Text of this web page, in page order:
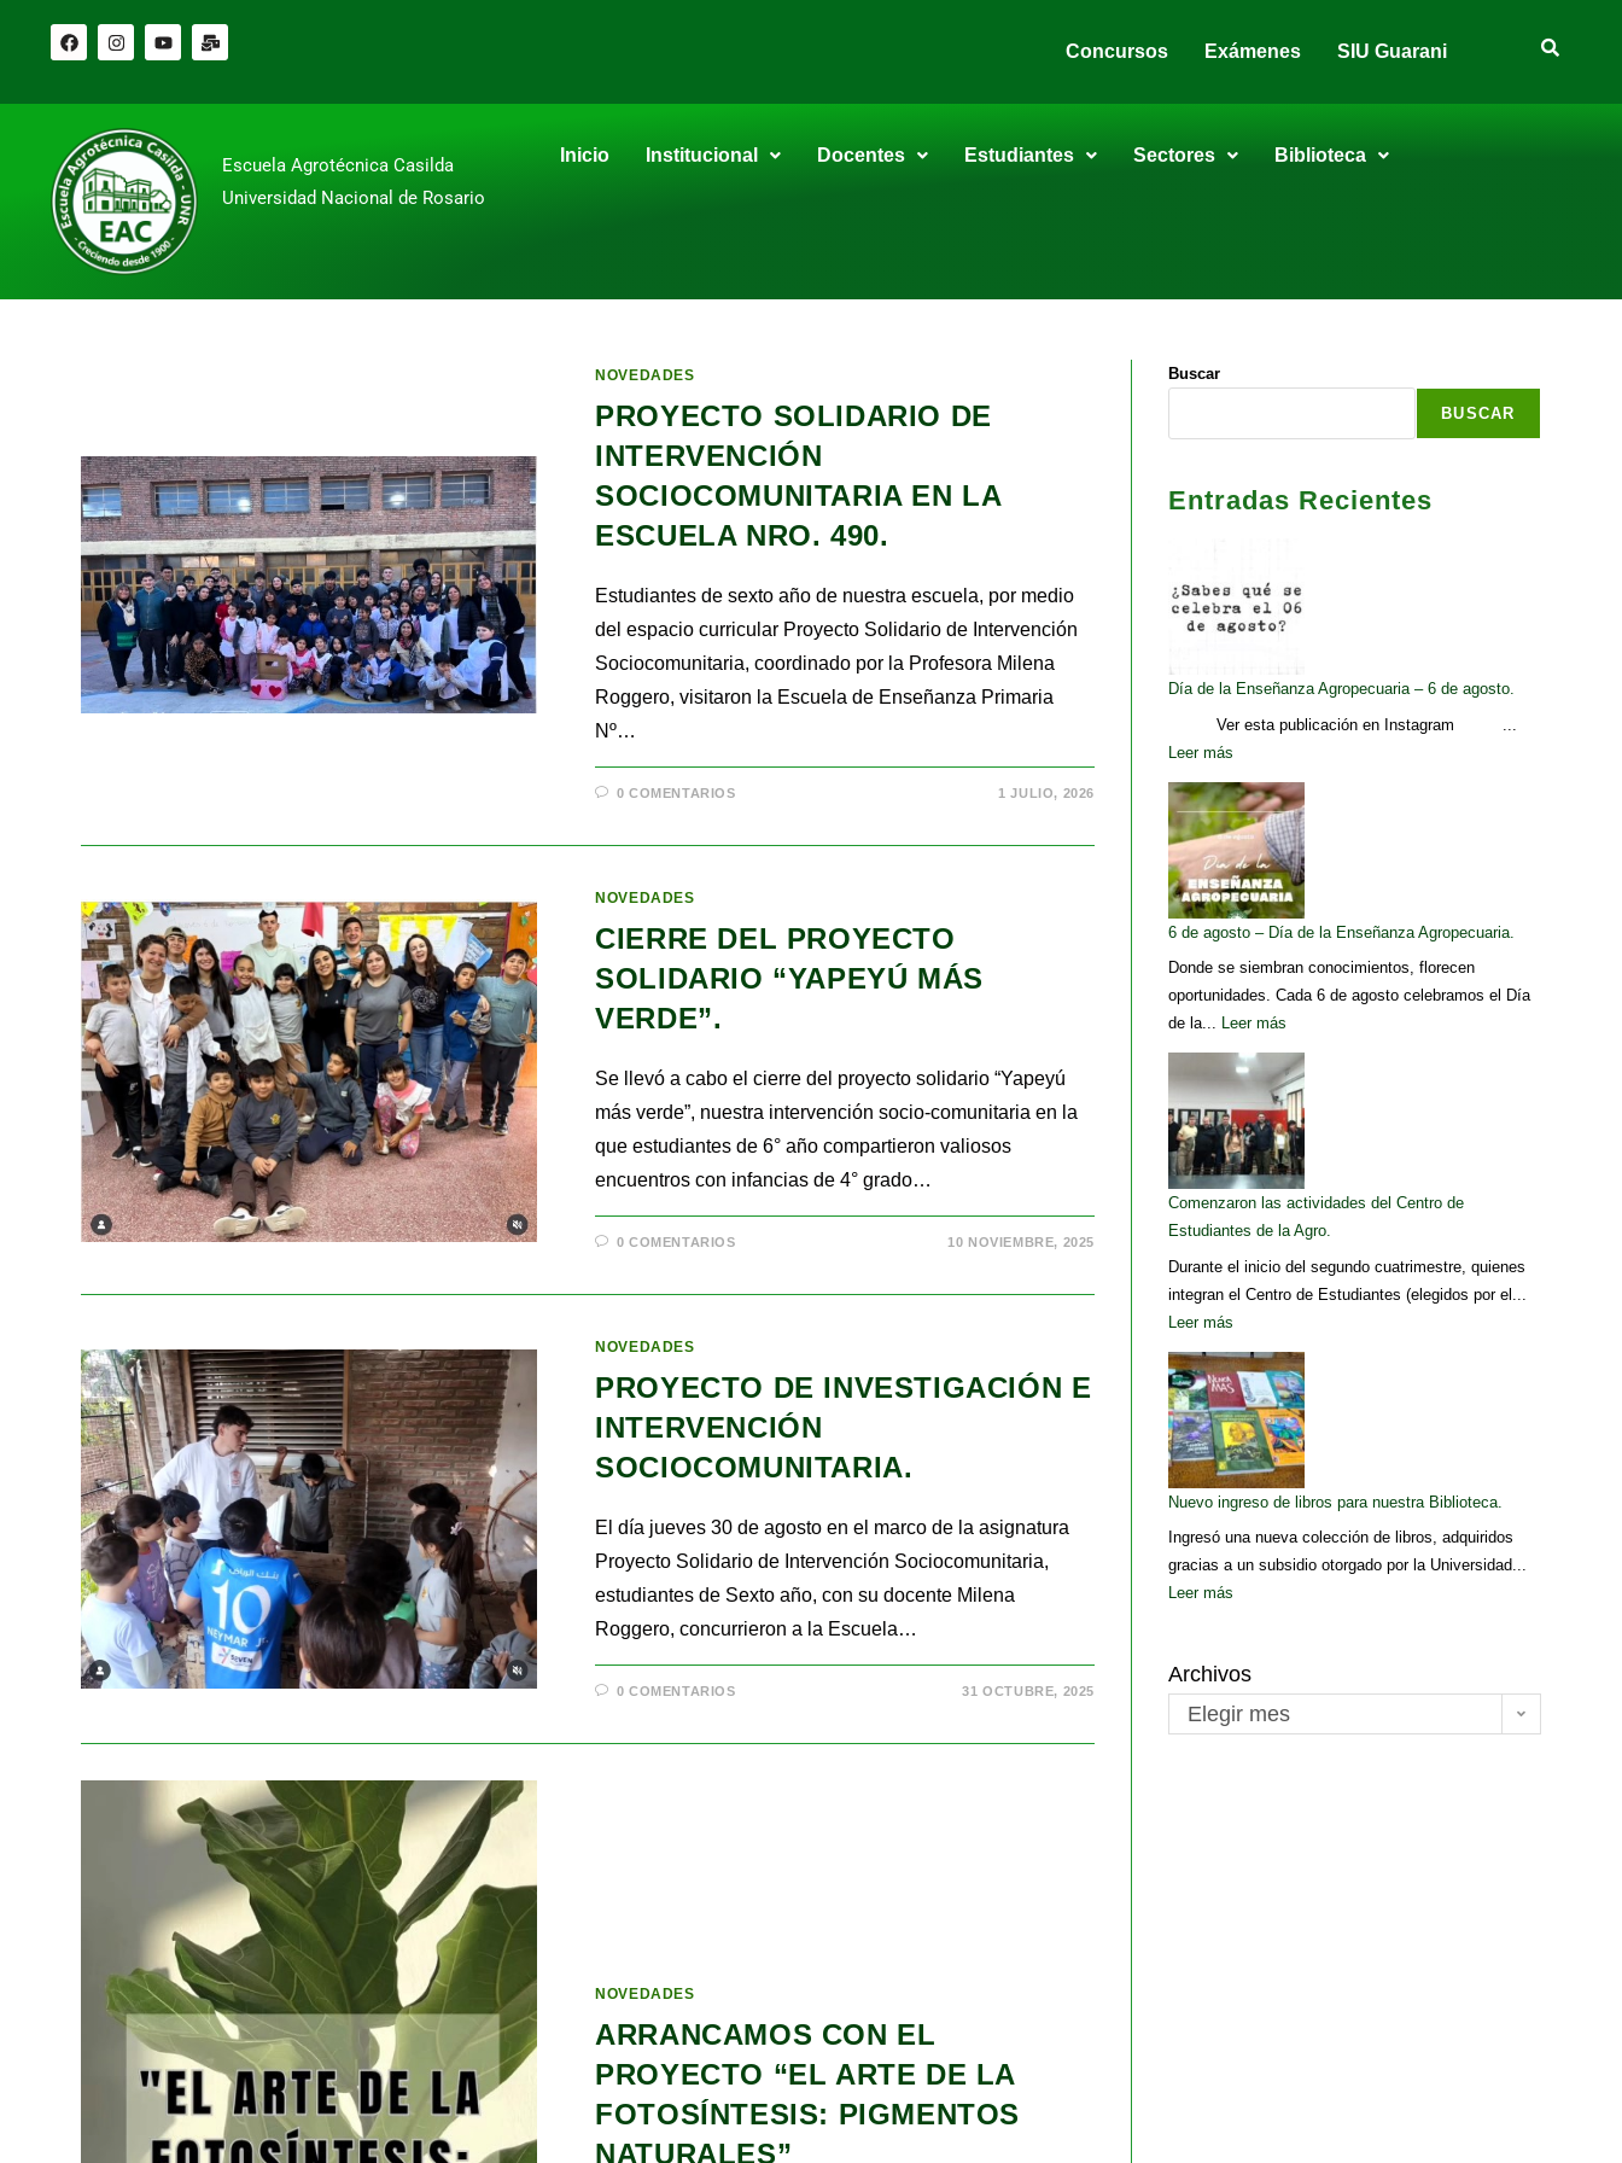
Concursos Exámenes SIU Guarani
Escuela Agrotécnica Casilda
Universidad Nacional de Rosario
Inicio Institucional Docentes Estudiantes Sectores Biblioteca
NOVEDADES
PROYECTO SOLIDARIO DE
INTERVENCIÓN
SOCIOCOMUNITARIA EN LA
ESCUELA NRO. 490.
Estudiantes de sexto año de nuestra escuela, por medio
del espacio curricular Proyecto Solidario de Intervención
Sociocomunitaria, coordinado por la Profesora Milena
Roggero, visitaron la Escuela de Enseñanza Primaria
Nº…
0 COMENTARIOS 1 JULIO, 2026
NOVEDADES
CIERRE DEL PROYECTO
SOLIDARIO “YAPEYÚ MÁS
VERDE”.
Se llevó a cabo el cierre del proyecto solidario “Yapeyú
más verde”, nuestra intervención socio-comunitaria en la
que estudiantes de 6° año compartieron valiosos
encuentros con infancias de 4° grado…
0 COMENTARIOS 10 NOVIEMBRE, 2025
NOVEDADES
PROYECTO DE INVESTIGACIÓN E
INTERVENCIÓN
SOCIOCOMUNITARIA.
El día jueves 30 de agosto en el marco de la asignatura
Proyecto Solidario de Intervención Sociocomunitaria,
estudiantes de Sexto año, con su docente Milena
Roggero, concurrieron a la Escuela…
0 COMENTARIOS 31 OCTUBRE, 2025
NOVEDADES
ARRANCAMOS CON EL
PROYECTO “EL ARTE DE LA
FOTOSÍNTESIS: PIGMENTOS
NATURALES”
Buscar
BUSCAR
Entradas Recientes
Día de la Enseñanza Agropecuaria – 6 de agosto.
Ver esta publicación en Instagram ...
Leer más
6 de agosto – Día de la Enseñanza Agropecuaria.
Donde se siembran conocimientos, florecen
oportunidades. Cada 6 de agosto celebramos el Día
de la... Leer más
Comenzaron las actividades del Centro de
Estudiantes de la Agro.
Durante el inicio del segundo cuatrimestre, quienes
integran el Centro de Estudiantes (elegidos por el...
Leer más
Nuevo ingreso de libros para nuestra Biblioteca.
Ingresó una nueva colección de libros, adquiridos
gracias a un subsidio otorgado por la Universidad...
Leer más
Archivos
Elegir mes